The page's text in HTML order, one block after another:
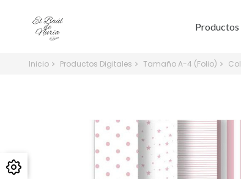
Inicio Productos Digitales Tamaño A-4 (Folio)